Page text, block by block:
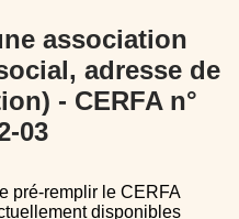
association
adresse de
- CERFA n°
03
disponibles